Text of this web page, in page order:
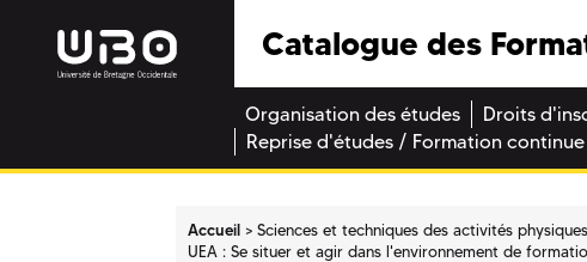
Catalogue des
Organisation des études Droits
Reprise d'études / Formation continue
Accueil Sciences et techniques des activités
UEA : Se situer et agir dans l'environnement de